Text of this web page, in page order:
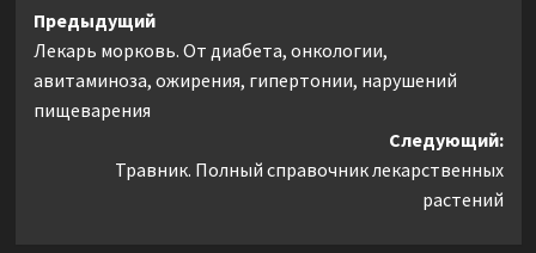
Навигация
записи
Предыдущий
Лекарь морковь. От диабета, онкологии,
авитаминоза, ожирения, гипертонии, нарушений
пищеварения
Следующий:
Травник. Полный справочник лекарственных
растений